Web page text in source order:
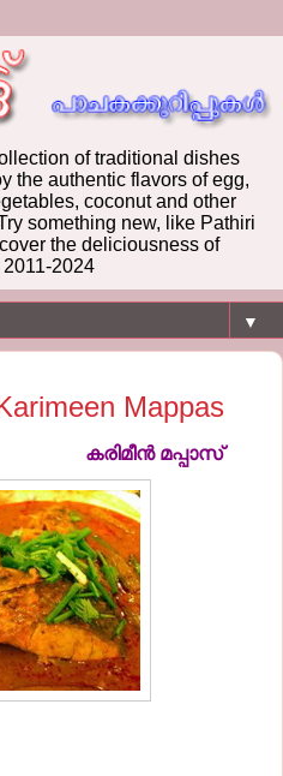
of traditional dishes
the authentic flavors of egg,
coconut and other
something new, like Pathiri
the deliciousness of
2024
▼
Mappas
കരിമീന്‍ മപ്പാസ്‌